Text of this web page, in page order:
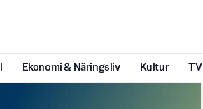
Ekonomi & Näringsliv Kultur TV